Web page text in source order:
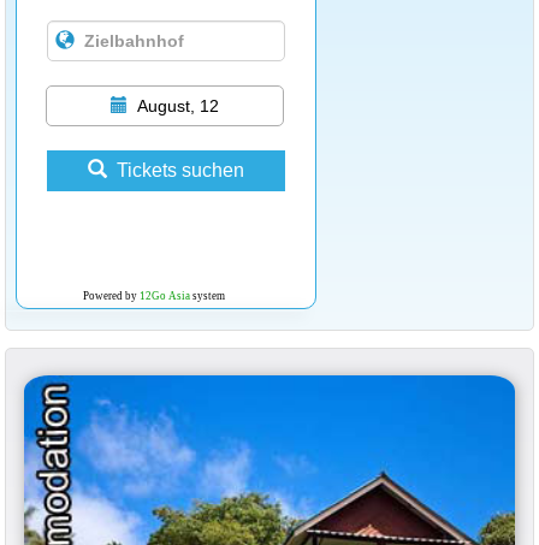
August, 12
Tickets suchen
Powered by 12Go Asiasystem